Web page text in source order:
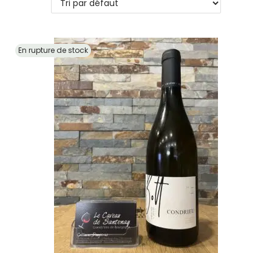
En rupture de stock